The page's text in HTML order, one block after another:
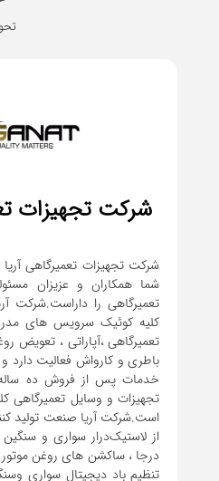
شرکت تجهیزات
شما همکاران و عزیزان
تعمیرگاهی را داراست.شرکت
کلیه کوئیک سرویس های
تعمیرگاهی ،آپاراتی ، تعویض
باطری و کارواش فعالیت
خدمات پس از فروش ده
تجهیزات و وسایل تعمیرگاهی
است.شرکت آریا صنعت تولید
از لاستیک‌درار سواری و
درجا ، ساکشن های روغن
تنظیم باد دیجیتال سواری